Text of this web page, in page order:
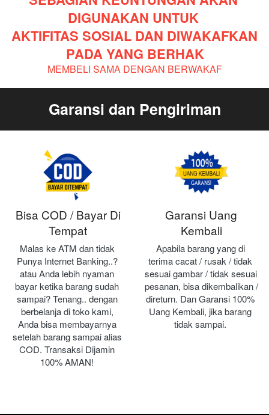
DIGUNAKAN UNTUK
AKTIFITAS SOSIAL DAN DIWAKAFKAN
PADA YANG BERHAK
MEMBELI SAMA DENGAN BERWAKAF
Garansi dan Pengiriman
Bisa COD / Bayar Di
Tempat
Malas ke ATM dan tidak
Punya Internet Banking..?
atau Anda lebih nyaman
bayar ketika barang sudah
sampai? Tenang.. dengan
berbelanja di toko kami,
Anda bisa membayarnya
setelah barang sampai alias
COD. Transaksi Dijamin
100% AMAN!
Garansi Uang
Kembali
Apabila barang yang di
terima cacat / rusak / tidak
sesuai gambar / tidak sesuai
pesanan, bisa dikembalikan /
direturn. Dan Garansi 100%
Uang Kembali, jika barang
tidak sampai.